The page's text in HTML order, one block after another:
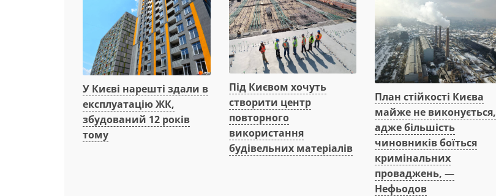
У Києві нарешті здали в
експлуатацію ЖК,
збудований 12 років
тому
Під Києвом хочуть
створити центр
повторного
використання
будівельних матеріалів
План стійкості Києва
майже не виконується,
адже більшість
чиновників боїться
кримінальних
проваджень, —
Нефьодов